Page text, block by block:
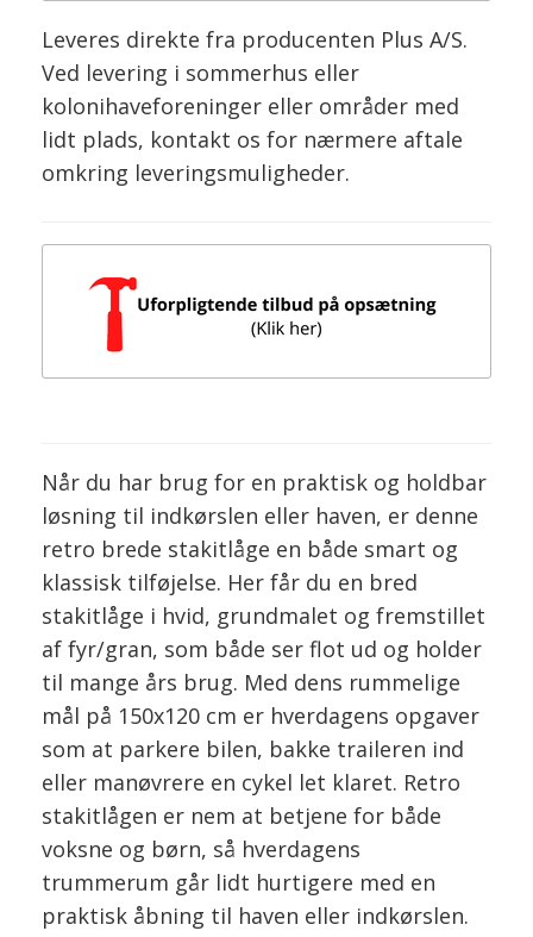
Leveres direkte fra producenten Plus A/S.
Ved levering i sommerhus eller
kolonihaveforeninger eller områder med
lidt plads, kontakt os for nærmere aftale
omkring leveringsmuligheder.
Når du har brug for en praktisk og holdbar
løsning til indkørslen eller haven, er denne
retro brede stakitlåge en både smart og
klassisk tilføjelse. Her får du en bred
stakitlåge i hvid, grundmalet og fremstillet
af fyr/gran, som både ser flot ud og holder
til mange års brug. Med dens rummelige
mål på 150x120 cm er hverdagens opgaver
som at parkere bilen, bakke traileren ind
eller manøvrere en cykel let klaret. Retro
stakitlågen er nem at betjene for både
voksne og børn, så hverdagens
trummerum går lidt hurtigere med en
praktisk åbning til haven eller indkørslen.